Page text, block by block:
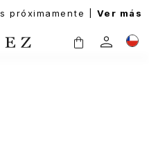
próximamente | Ver más